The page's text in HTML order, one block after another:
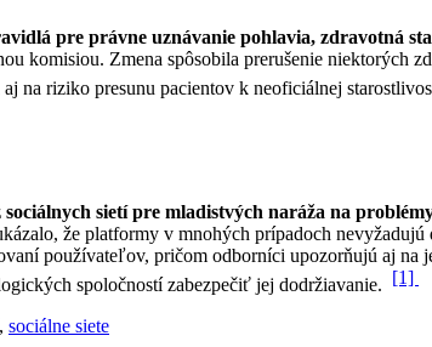
pre právne uznávanie pohlavia, zdravotná
komisiou. Zmena spôsobila prerušenie niektorých
na riziko presunu pacientov k neoficiálnej
sietí pre mladistvých naráža na
že platformy v mnohých prípadoch
používateľov, pričom odborníci upozorňujú aj na
spoločností zabezpečiť jej dodržiavanie. [1]
, sociálne siete